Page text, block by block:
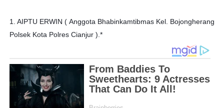
1. AIPTU ERWIN ( Anggota Bhabinkamtibmas Kel. Bojongherang
Polsek Kota Polres Cianjur ).*